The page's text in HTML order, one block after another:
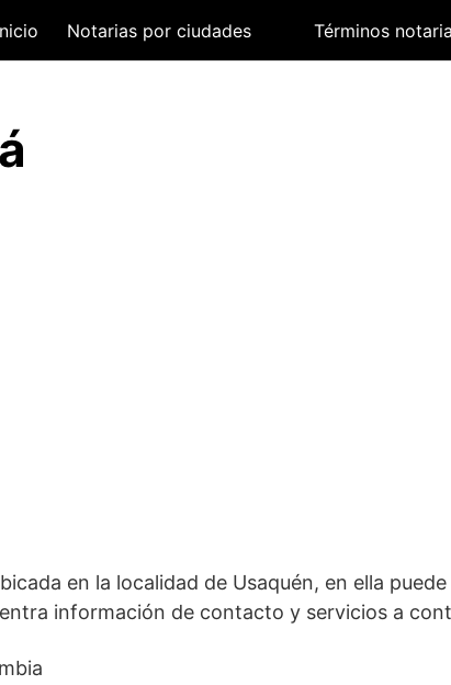
Notarias por ciudades Términos
en la localidad de Usaquén, en ella
información de contacto y servicios a